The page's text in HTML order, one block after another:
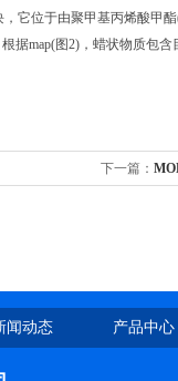
它位于由聚甲基丙烯酸甲
据map(图2)，蜡状物质包
下一篇：
闻动态 产品中心